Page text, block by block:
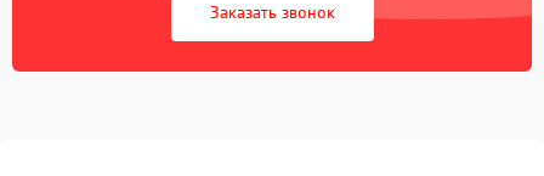
Заказать звонок